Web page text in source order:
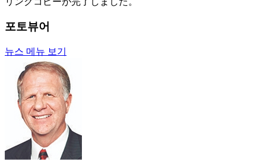
포토뷰어
뉴스 메뉴 보기